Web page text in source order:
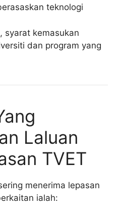
teknologi
syarat kemasukan
dan program yang
Laluan
TVET
menerima lepasan
ialah: